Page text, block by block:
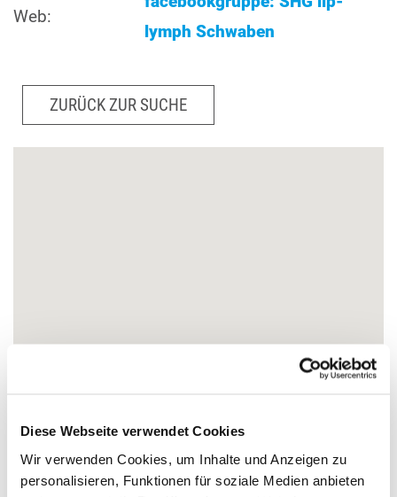
Diese Webseite verwendet Cookies
Wir verwenden Cookies, um Inhalte und Anzeigen zu
personalisieren, Funktionen für soziale Medien anbieten
Web:
lymph Schwaben
ZURÜCK ZUR SUCHE